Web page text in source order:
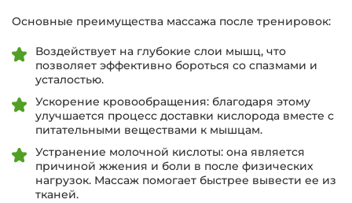
Основные преимущества массажа после тренировок:
Воздействует на глубокие слои мышц, что
позволяет эффективно бороться со спазмами и
усталостью.
Ускорение кровообращения: благодаря этому
улучшается процесс доставки кислорода вместе с
питательными веществами к мышцам.
Устранение молочной кислоты: она является
причиной жжения и боли в после физических
нагрузок. Массаж помогает быстрее вывести ее из
тканей.